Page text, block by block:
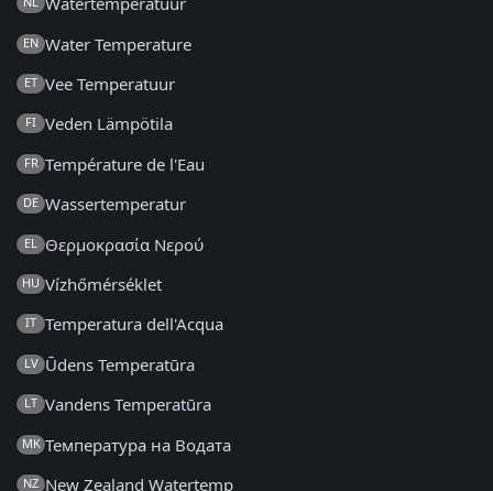
EN Water Temperature
ET Vee Temperatuur
FI Veden Lämpötila
FR Température de l'Eau
DE Wassertemperatur
EL Θερμοκρασία Νερού
HU Vízhőmérséklet
IT Temperatura dell'Acqua
LV Ūdens Temperatūra
LT Vandens Temperatūra
MK Температура на Водата
NZ New Zealand Watertemp